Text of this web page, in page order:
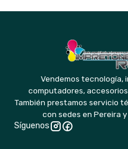
Vendemos tecnología,
computadores, accesorios
También prestamos servicio
con sedes en Pereira y
Síguenos